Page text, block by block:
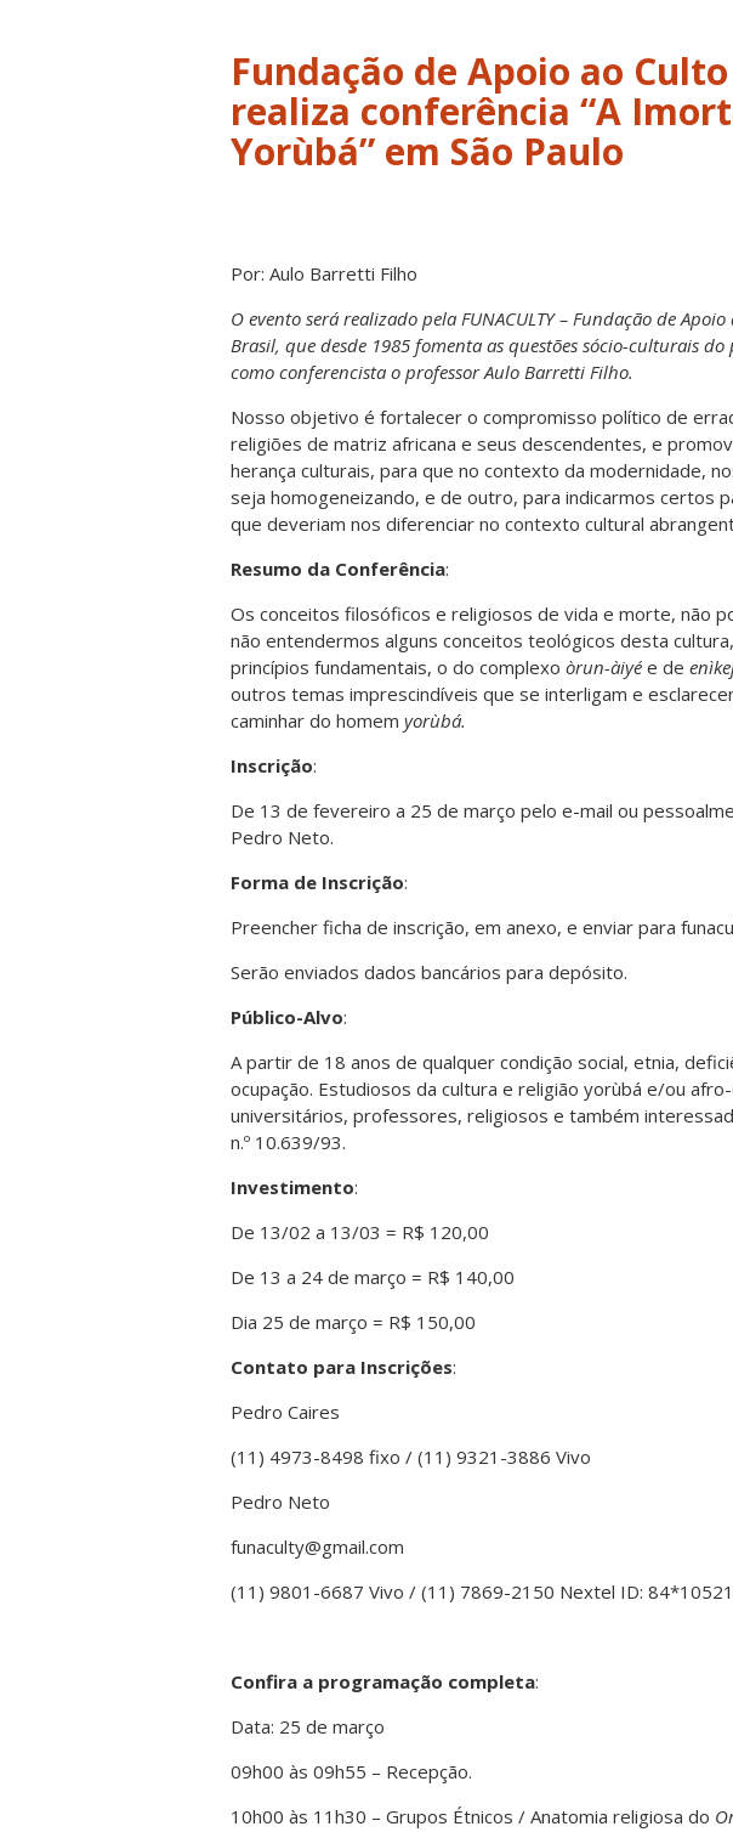
Fundação de Apoio ao
realiza conferência “A
Yorùbá” em São Paulo
Por: Aulo Barretti Filho
O evento será realizado pela FUNACULTY – Fundação de
Brasil, que desde 1985 fomenta as questões sócio-culturais
como conferencista o professor Aulo Barretti Filho.
Nosso objetivo é fortalecer o compromisso político de
religiões de matriz africana e seus descendentes, e
herança culturais, para que no contexto da modernidade,
seja homogeneizando, e de outro, para indicarmos certos
que deveriam nos diferenciar no contexto cultural
Resumo da Conferência:
Os conceitos filosóficos e religiosos de vida e morte, não
não entendermos alguns conceitos teológicos desta
princípios fundamentais, o do complexo òrun-àiyé e de
outros temas imprescindíveis que se interligam e
caminhar do homem yorùbá.
Inscrição:
De 13 de fevereiro a 25 de março pelo e-mail ou
Pedro Neto.
Forma de Inscrição:
Preencher ficha de inscrição, em anexo, e enviar para
Serão enviados dados bancários para depósito.
Público-Alvo:
A partir de 18 anos de qualquer condição social, etnia,
ocupação. Estudiosos da cultura e religião yorùbá e/ou
universitários, professores, religiosos e também
n.º 10.639/93.
Investimento:
De 13/02 a 13/03 = R$ 120,00
De 13 a 24 de março = R$ 140,00
Dia 25 de março = R$ 150,00
Contato para Inscrições:
Pedro Caires
(11) 4973-8498 fixo / (11) 9321-3886 Vivo
Pedro Neto
funaculty@gmail.com
(11) 9801-6687 Vivo / (11) 7869-2150 Nextel ID:
Confira a programação completa:
Data: 25 de março
09h00 às 09h55 – Recepção.
10h00 às 11h30 – Grupos Étnicos / Anatomia religiosa do